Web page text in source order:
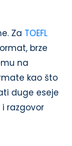
Za TOEFL
brze
na
kao što
duge eseje
razgovor